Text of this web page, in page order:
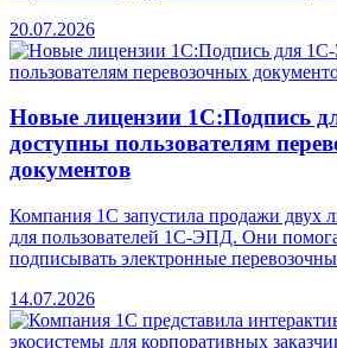
20.07.2026
Новые лицензии 1С:Подпись
доступны пользователям
документов
Компания 1С запустила продажи двух
для пользователей 1С-ЭПД. Они
подписывать электронные
14.07.2026